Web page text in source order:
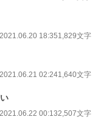
2021.06.20 18:351,829文字
2021.06.21 02:241,640文字
2021.06.22 00:132,507文字